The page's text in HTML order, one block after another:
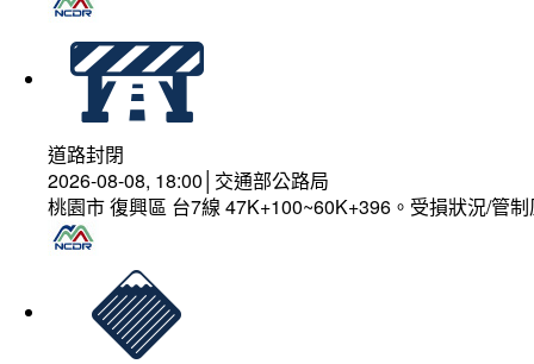
道路封閉
2026-08-08, 18:00│交通部公路局
桃園市 復興區 台7線 47K+100~60K+396。受損狀況/管